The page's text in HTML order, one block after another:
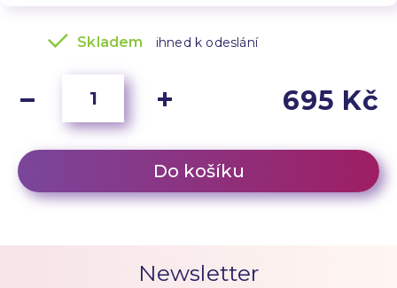
Skladem ihned k odeslání
695 Kč
Do košíku
Newsletter